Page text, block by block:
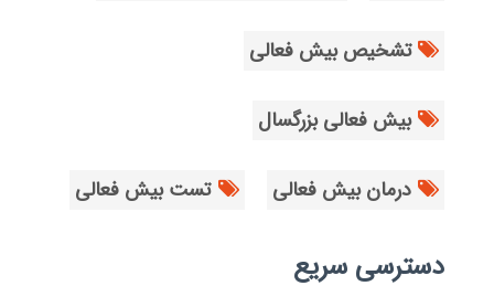
تشخیص بیش فعالی
بیش فعالی بزرگسال
درمان بیش فعالی تست بیش فعالی
دسترسی سریع